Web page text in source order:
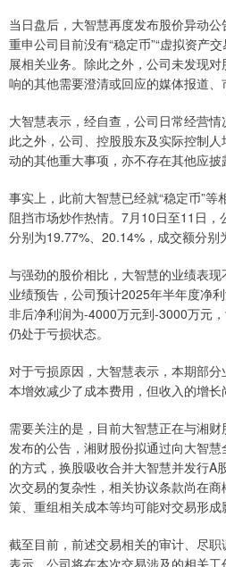
当日盘后，大智慧再度发布股价异动
重申公司目前没有“稳定币”“虚拟资产
展相关业务。除此之外，公司未发现
响的其他需要澄清或回应的媒体报道、
大智慧表示，经自查，公司日常经营
此之外，公司、控股股东及实际控制
动的其他重大事项，亦不存在其他应披
事实上，此前大智慧已经就“稳定币”
阻挡市场炒作热情。7月10日至11日
分别为19.77%、20.14%，成交额分别
与强劲的股价相比，大智慧的业绩表
业绩预告，公司预计2025年半年度净
非后净利润为-4000万元到-3000万元
仍处于亏损状态。
对于亏损原因，大智慧表示，本期部
本增效减少了成本费用，但收入的增长
需要关注的是，目前大智慧正在与湘
发布的公告，湘财股份拟通过向大智
的方式，换股吸收合并大智慧并发行A
次交易的复杂性，相关协议条款尚在
策、重组相关成本等均可能对交易形成
截至目前，前述交易相关的审计、尽